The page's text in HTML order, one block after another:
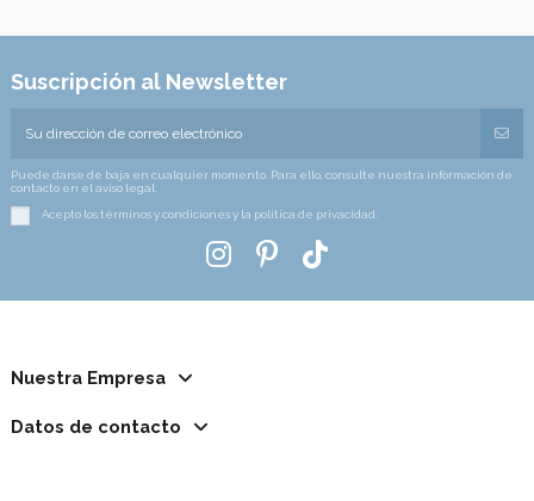
Suscripción al Newsletter
Puede darse de baja en cualquier momento. Para ello, consulte nuestra información de
contacto en el aviso legal.
Acepto los términos y condiciones y la política de privacidad.
Nuestra Empresa
Datos de contacto